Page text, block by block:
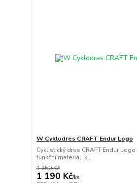
W Cyklodres CRAFT Endur Logo
Cyklistický dres CRAFT Endur
funkční materiál, k...
1 250 Kč
1 190 Kč/ks